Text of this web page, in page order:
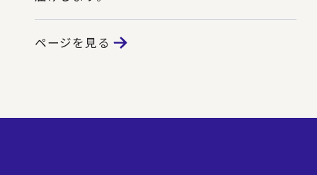
ページを見る